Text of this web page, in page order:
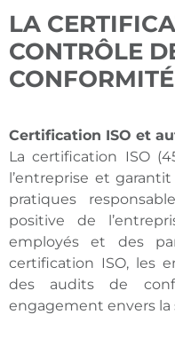
LA
CONTRÔLE
CONFORMITÉ
Certification ISO et
La certification ISO
l’entreprise et
pratiques
positive de
employés et des
certification ISO, les
des audits de
engagement envers la